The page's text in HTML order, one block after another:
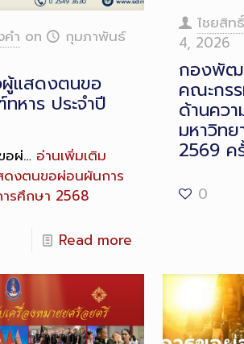
ำ on
กุมภาพันธ์
แสดงตนขอ
หาร ประจำปี
อผ่… อ่านเพิ่มเติม
งตนขอผ่อนผันการ
รศึกษา 2568
Read more
ไชยสิท
4, 2026
กองพัฒ
คณะกร
ด้านคว
มหาวิท
2569
0